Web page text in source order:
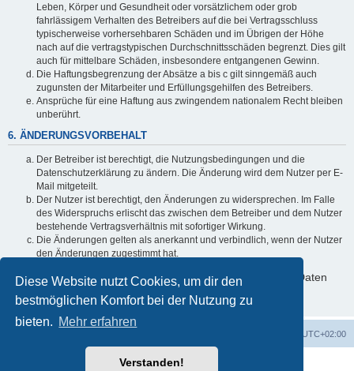
Diese Website nutzt Cookies, um dir den
bestmöglichen Komfort bei der Nutzung zu
bieten. Mehr erfahren
Verstanden!
Leben, Körper und Gesundheit oder vorsätzlichem oder grob
fahrlässigem Verhalten des Betreibers auf die bei Vertragsschluss
typischerweise vorhersehbaren Schäden und im Übrigen der Höhe
nach auf die vertragstypischen Durchschnittsschäden begrenzt. Dies gilt
auch für mittelbare Schäden, insbesondere entgangenen Gewinn.
Die Haftungsbegrenzung der Absätze a bis c gilt sinngemäß auch
zugunsten der Mitarbeiter und Erfüllungsgehilfen des Betreibers.
Ansprüche für eine Haftung aus zwingendem nationalem Recht bleiben
unberührt.
6. ÄNDERUNGSVORBEHALT
Der Betreiber ist berechtigt, die Nutzungsbedingungen und die
Datenschutzerklärung zu ändern. Die Änderung wird dem Nutzer per E-
Mail mitgeteilt.
Der Nutzer ist berechtigt, den Änderungen zu widersprechen. Im Falle
des Widerspruchs erlischt das zwischen dem Betreiber und dem Nutzer
bestehende Vertragsverhältnis mit sofortiger Wirkung.
Die Änderungen gelten als anerkannt und verbindlich, wenn der Nutzer
den Änderungen zugestimmt hat.
Informationen über den Umgang mit deinen persönlichen Daten
sind in der Datenschutzerklärung enthalten.
UTC+02:00
Powered byphpBB® Forum Software © phpBB Limited